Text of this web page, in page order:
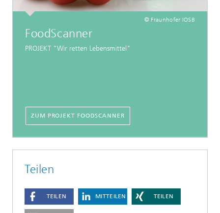
© Fraunhofer IOSB
FoodScanner
PROJEKT "Wir retten Lebensmittel"
ZUM PROJEKT FOODSCANNER
Teilen
TEILEN MITTEILEN TEILEN